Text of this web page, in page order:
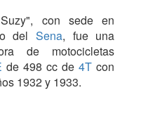
con sede en
del Sena, fue una
de motocicletas
de 498 cc de4T con
1932 y 1933.